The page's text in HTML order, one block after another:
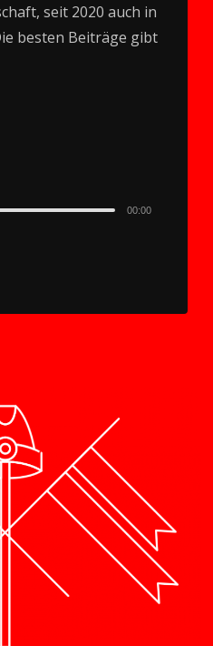
seit 2020 auch in
besten Beiträge gibt
00:00